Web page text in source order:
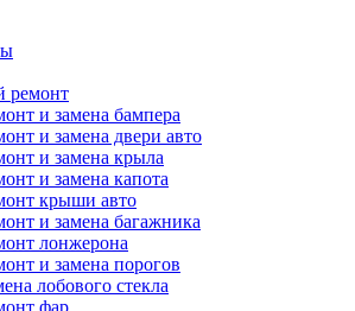
ремонт
и замена бампера
и замена двери авто
и замена крыла
и замена капота
крыши авто
и замена багажника
лонжерона
и замена порогов
лобового стекла
фар